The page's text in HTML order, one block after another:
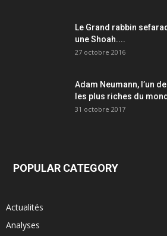
Le Grand rabbin
une Shoah....
27 octobre 2016
Adam Neumann, l’un
les plus riches du
31 octobre 2017
POPULAR CATEGORY
Actualités
Analyses